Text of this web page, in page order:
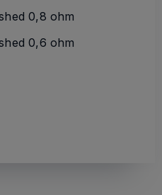
0,8 ohm
0,6 ohm